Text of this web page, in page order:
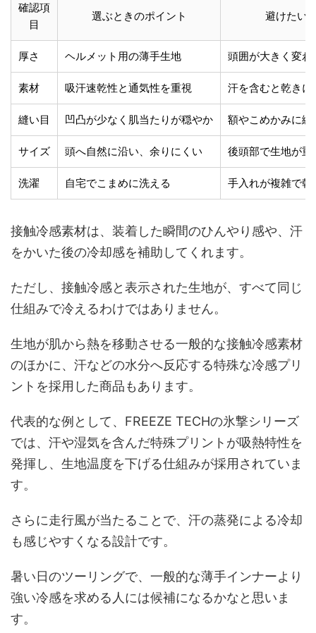
確認項
目
選ぶときのポイント 避けたい
厚さ ヘルメット用の薄手生地 頭囲が大きく変わ
素材 吸汗速乾性と通気性を重視 汗を含むと乾きに
縫い目 凹凸が少なく肌当たりが穏やか 額やこめかみに縫
サイズ 頭へ自然に沿い、余りにくい 後頭部で生地が重
洗濯 自宅でこまめに洗える 手入れが複雑で乾
接触冷感素材は、装着した瞬間のひんやり感や、汗
をかいた後の冷却感を補助してくれます。
ただし、接触冷感と表示された生地が、すべて同じ
仕組みで冷えるわけではありません。
生地が肌から熱を移動させる一般的な接触冷感素材
のほかに、汗などの水分へ反応する特殊な冷感プリ
ントを採用した商品もあります。
代表的な例として、FREEZE TECHの氷撃シリーズ
では、汗や湿気を含んだ特殊プリントが吸熱特性を
発揮し、生地温度を下げる仕組みが採用されていま
す。
さらに走行風が当たることで、汗の蒸発による冷却
も感じやすくなる設計です。
暑い日のツーリングで、一般的な薄手インナーより
強い冷感を求める人には候補になるかなと思いま
す。